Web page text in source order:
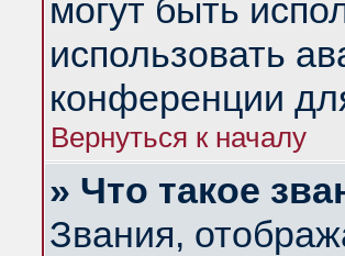
могут быть
использовать
конференции
Вернуться к началу
» Что такое
Звания,